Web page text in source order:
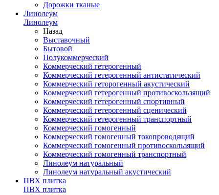
Дорожки тканые
Линолеум
Линолеум
Назад
Выставочный
Бытовой
Полукоммерческий
Коммерческий гетерогенный
Коммерческий гетерогенный антистатический
Коммерческий геторогенный акустический
Коммерческий гетерогенный противоскользящий
Коммерческий гетерогенный спортивный
Коммерческий гетерогенный сценический
Коммерческий гетерогенный транспортный
Коммерческий гомогенный
Коммерческий гомогенный токопроводящий
Коммерческий гомогенный противоскользящий
Коммерческий гомогенный транспортный
Линолеум натуральный
Линолеум натуральный акустический
ПВХ плитка
ПВХ плитка